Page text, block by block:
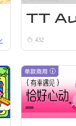
TT
us
ular
432
单款商用